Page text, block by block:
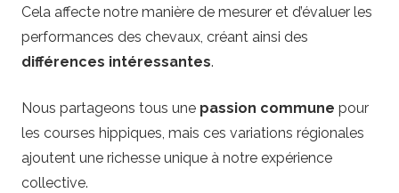
Cela affecte notre manière de mesurer et d’évaluer les
performances des chevaux, créant ainsi des
différences intéressantes.
Nous partageons tous une passion commune pour
les courses hippiques, mais ces variations régionales
ajoutent une richesse unique à notre expérience
collective.